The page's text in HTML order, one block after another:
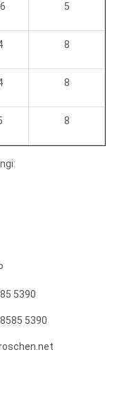
5
8
8
8
5390
5390